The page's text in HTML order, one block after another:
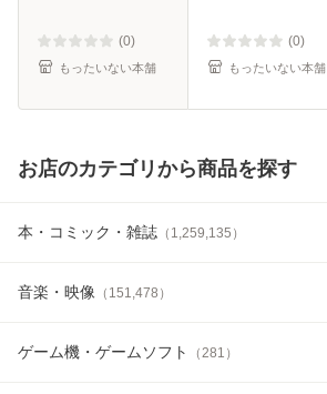
(0)
もったいない本舗
(0)
もったいない本舗
お店のカテゴリから商品を探す
本・コミック・雑誌 （ 1,259,135 ）
音楽・映像 （ 151,478 ）
ゲーム機・ゲームソフト （281 ）